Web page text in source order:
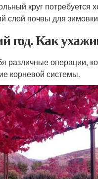
круг
слой почвы для
год. Как
различные операции,
корневой системы.